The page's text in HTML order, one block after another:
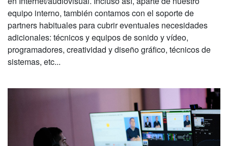
equipo interno, también contamos con el soporte de
partners habituales para cubrir eventuales necesidades
adicionales: técnicos y equipos de sonido y vídeo,
programadores, creatividad y diseño gráfico, técnicos de
sistemas, etc...